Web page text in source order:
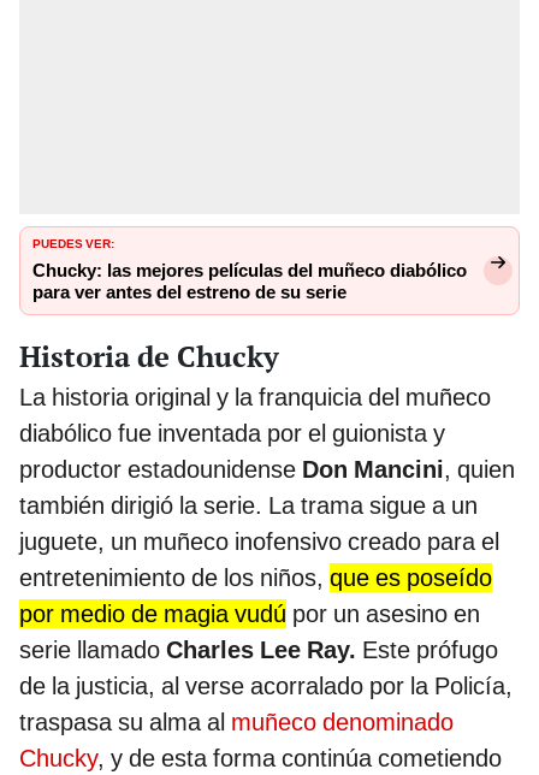
PUEDES VER:
Chucky: las mejores películas del muñeco diabólico
para ver antes del estreno de su serie
Historia de Chucky
La historia original y la franquicia del muñeco
diabólico fue inventada por el guionista y
productor estadounidense Don Mancini, quien
también dirigió la serie. La trama sigue a un
juguete, un muñeco inofensivo creado para el
entretenimiento de los niños, que es poseído
por medio de magia vudú por un asesino en
serie llamado Charles Lee Ray. Este prófugo
de la justicia, al verse acorralado por la Policía,
traspasa su alma al muñeco denominado
Chucky, y de esta forma continúa cometiendo